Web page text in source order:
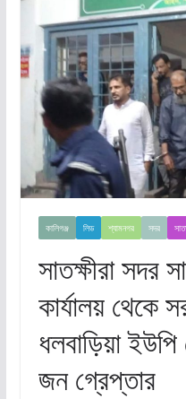
কালিগঞ্জ লিড শ্যামনগর সদর
সাতক্ষীরা সদর
কার্যালয় থেকে
ধলবাড়িয়া
জন গ্রেপ্তার